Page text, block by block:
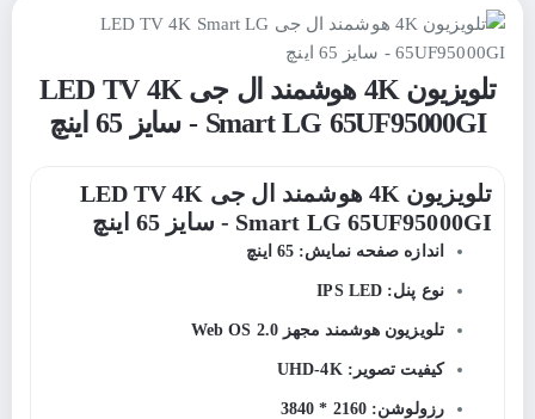
تلویزیون 4K هوشمند ال جی LED TV 4K
Smart LG 65UF95000GI - سایز 65 اینچ
تلویزیون 4K هوشمند ال جی LED TV 4K
Smart LG 65UF95000GI - سایز 65 اینچ
اندازه صفحه نمایش: 65 اینچ
نوع پنل: IPS LED
تلویزیون هوشمند مجهز Web OS 2.0
کیفیت تصویر: UHD-4K
رزولوشن: 2160 * 3840